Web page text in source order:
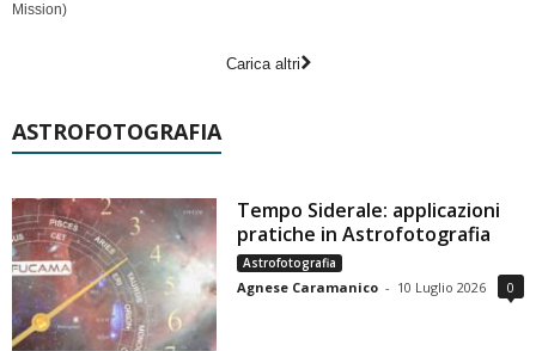
Mission)
Carica altri
ASTROFOTOGRAFIA
Tempo Siderale: applicazioni
pratiche in Astrofotografia
Astrofotografia
Agnese Caramanico - 10 Luglio 2026 0